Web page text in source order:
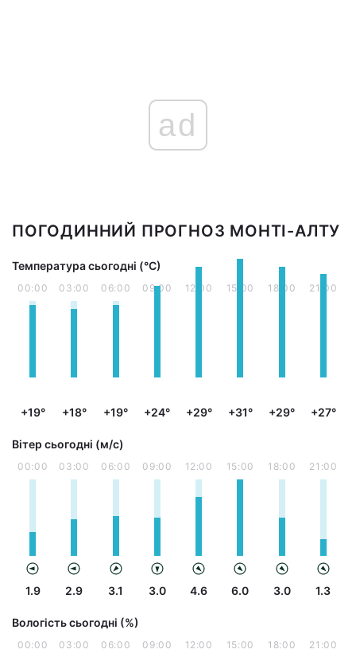
ad
ПОГОДИННИЙ ПРОГНОЗ МОНТІ-АЛТУ
Температура сьогодні (°С)
00:00
+19°
03:00
+18°
06:00
+19°
09:00
+24°
12:00
+29°
15:00
+31°
18:00
+29°
21:00
+27°
Вітер сьогодні (м/с)
00:00
1.9
03:00
2.9
06:00
3.1
09:00
3.0
12:00
4.6
15:00
6.0
18:00
3.0
21:00
1.3
Вологість сьогодні (%)
00:00 03:00 06:00 09:00 12:00 15:00 18:00 21:00